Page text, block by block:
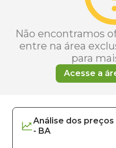
Não encontramos
entre na área
para
Acesse a
Análise dos preços
- BA